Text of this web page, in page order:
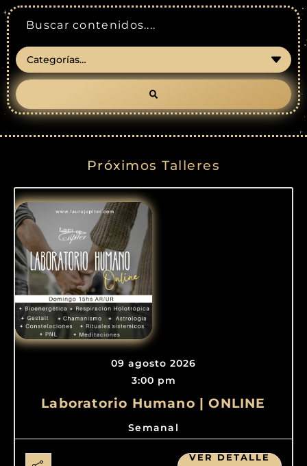
Próximos Talleres
09 agosto 2026
3:00 pm
Laboratorio Humano | ONLINE
Semanal
VER DETALLE